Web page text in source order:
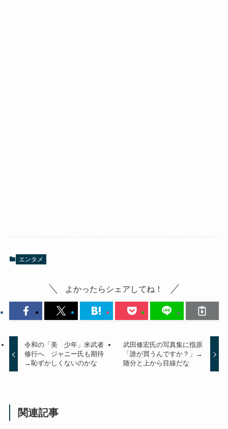
エンタメ
よかったらシェアしてね！
令和の「美 少年」米武者
修行へ ジャニー氏も期待
→恥ずかしくないのかな
武田修宏氏の写真集に指原
「誰が買うんですか？」→
随分と上から目線だな
関連記事